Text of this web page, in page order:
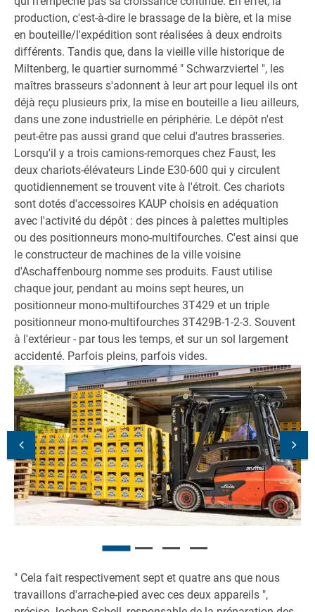
production, c'est-à-dire le brassage de la bière, et la mise
en bouteille/l'expédition sont réalisées à deux endroits
différents. Tandis que, dans la vieille ville historique de
Miltenberg, le quartier surnommé " Schwarzviertel ", les
maîtres brasseurs s'adonnent à leur art pour lequel ils ont
déjà reçu plusieurs prix, la mise en bouteille a lieu ailleurs,
dans une zone industrielle en périphérie. Le dépôt n'est
peut-être pas aussi grand que celui d'autres brasseries.
Lorsqu'il y a trois camions-remorques chez Faust, les
deux chariots-élévateurs Linde E30-600 qui y circulent
quotidiennement se trouvent vite à l'étroit. Ces chariots
sont dotés d'accessoires KAUP choisis en adéquation
avec l'activité du dépôt : des pinces à palettes multiples
ou des positionneurs mono-multifourches. C'est ainsi que
le constructeur de machines de la ville voisine
d'Aschaffenbourg nomme ses produits. Faust utilise
chaque jour, pendant au moins sept heures, un
positionneur mono-multifourches 3T429 et un triple
positionneur mono-multifourches 3T429B-1-2-3. Souvent
à l'extérieur - par tous les temps, et sur un sol largement
accidenté. Parfois pleins, parfois vides.
" Cela fait respectivement sept et quatre ans que nous
travaillons d'arrache-pied avec ces deux appareils ",